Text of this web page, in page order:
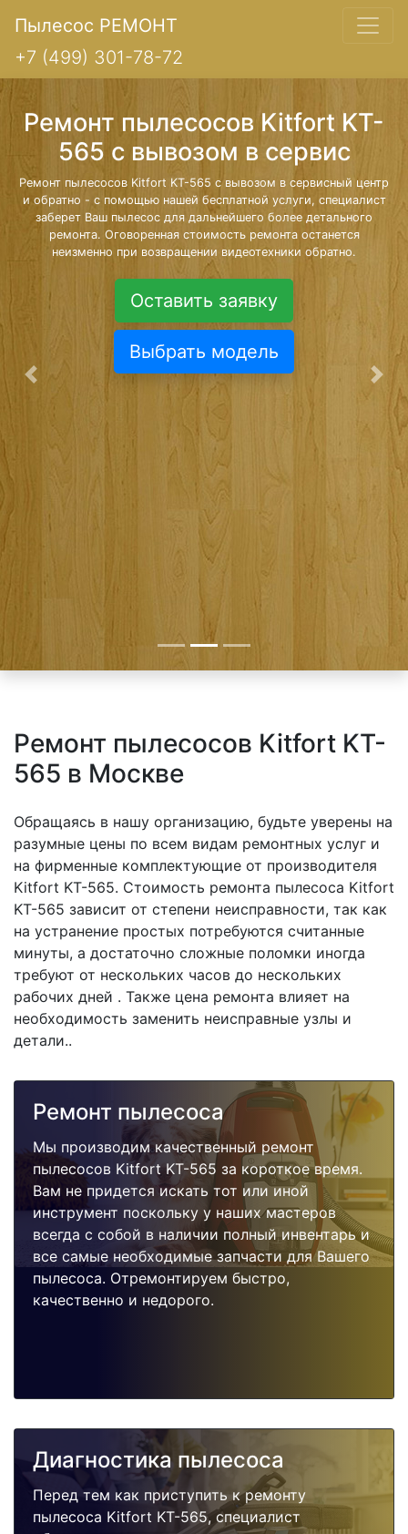
Пылесос РЕМОНТ
+7 (499) 301-78-72
Ремонт пылесосов Kitfort KT-
565 с вывозом в сервис
Ремонт пылесосов Kitfort KT-565 с вывозом в сервисный центр
и обратно - с помощью нашей бесплатной услуги, специалист
заберет Ваш пылесос для дальнейшего более детального
ремонта. Оговоренная стоимость ремонта останется
неизменно при возвращении видеотехники обратно.
Оставить заявку
Выбрать модель
Предыдущая
Ремонт пылесосов Kitfort KT-
565 в Москве
Обращаясь в нашу организацию, будьте уверены на
разумные цены по всем видам ремонтных услуг и
на фирменные комплектующие от производителя
Kitfort KT-565. Стоимость ремонта пылесоса Kitfort
KT-565 зависит от степени неисправности, так как
на устранение простых потребуются считанные
минуты, а достаточно сложные поломки иногда
требуют от нескольких часов до нескольких
рабочих дней . Также цена ремонта влияет на
необходимость заменить неисправные узлы и
детали..
Ремонт пылесоса
Мы производим качественный ремонт
пылесосов Kitfort KT-565 за короткое время.
Вам не придется искать тот или иной
инструмент поскольку у наших мастеров
всегда с собой в наличии полный инвентарь и
все самые необходимые запчасти для Вашего
пылесоса. Отремонтируем быстро,
качественно и недорого.
Диагностика пылесоса
Перед тем как приступить к ремонту
пылесоса Kitfort KT-565, специалист